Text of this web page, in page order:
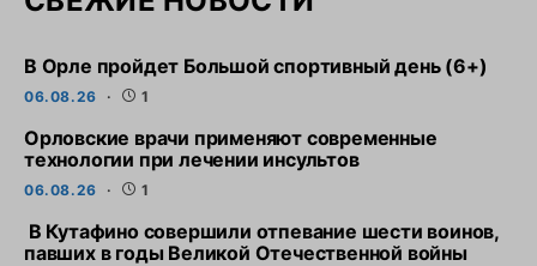
В Орле пройдет Большой спортивный день (6+)
06.08.26 1
Орловские врачи применяют современные
технологии при лечении инсультов
06.08.26 1
В Кутафино совершили отпевание шести воинов,
павших в годы Великой Отечественной войны